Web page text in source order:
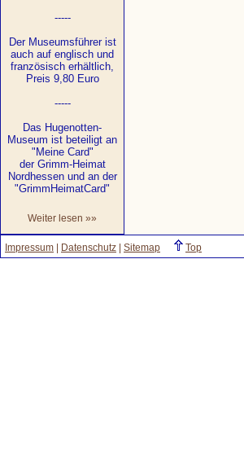
-----
Der Museumsführer ist
auch auf englisch und
französisch erhältlich,
Preis 9,80 Euro
-----
Das Hugenotten-
Museum ist beteiligt an
"Meine Card"
der Grimm-Heimat
Nordhessen und an der
"GrimmHeimatCard"
Weiter lesen »»
Impressum Datenschutz Sitemap Top